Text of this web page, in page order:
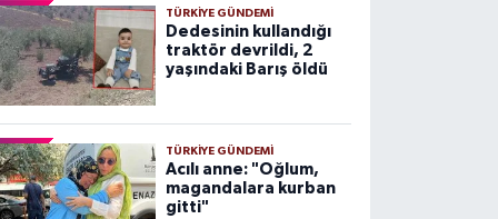
TÜRKIYE GÜNDEMI
Dedesinin kullandığı
traktör devrildi, 2
yaşındaki Barış öldü
TÜRKIYE GÜNDEMI
Acılı anne: "Oğlum,
magandalara kurban
gitti"